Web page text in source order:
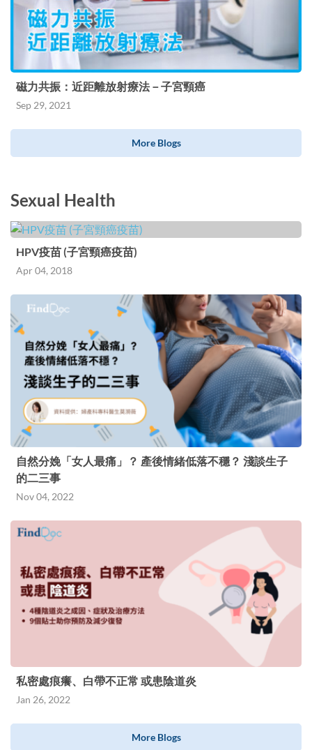
磁力共振：近距離放射療法－子宮頸癌
Sep 29, 2021
More Blogs
Sexual Health
HPV疫苗 (子宮頸癌疫苗)
Apr 04, 2018
自然分娩「女人最痛」？ 產後情緒低落不穩？ 淺談生子
的二三事
Nov 04, 2022
私密處痕癢、白帶不正常 或患陰道炎
Jan 26, 2022
More Blogs